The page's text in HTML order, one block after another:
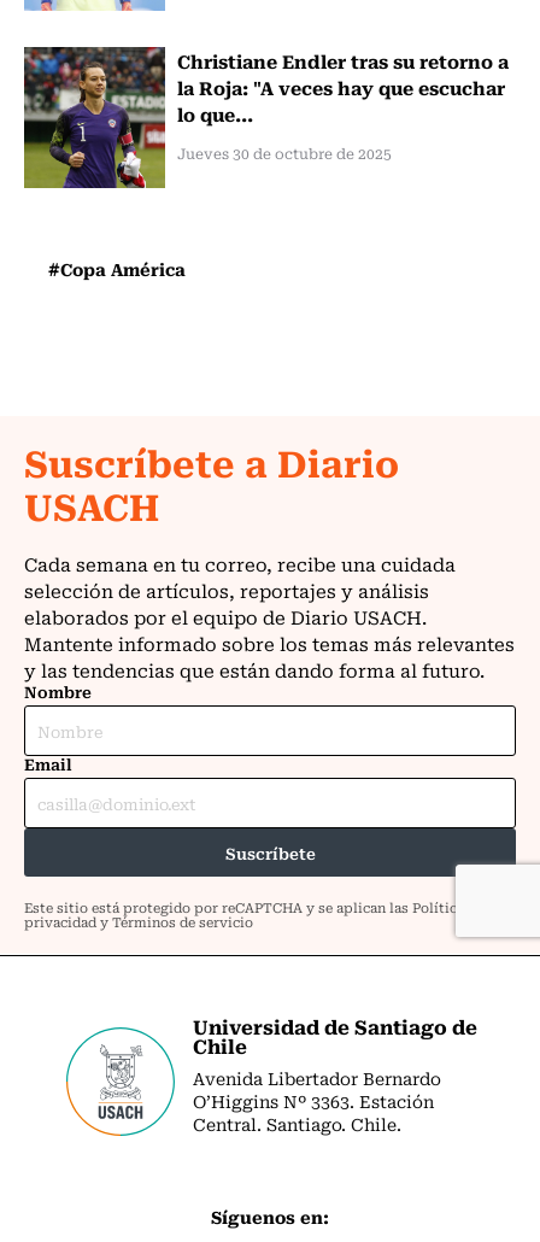
Christiane Endler tras su retorno a
la Roja: "A veces hay que escuchar
lo que...
Jueves 30 de octubre de 2025
#Copa América
Universidad de Santiago de
Chile
Avenida Libertador Bernardo
O’Higgins Nº 3363. Estación
Central. Santiago. Chile.
Síguenos en: